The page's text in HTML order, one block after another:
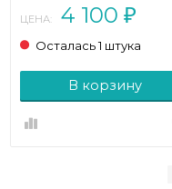
ЦЕНА: 4 100 ₽
Осталась 1 штука
В корзину